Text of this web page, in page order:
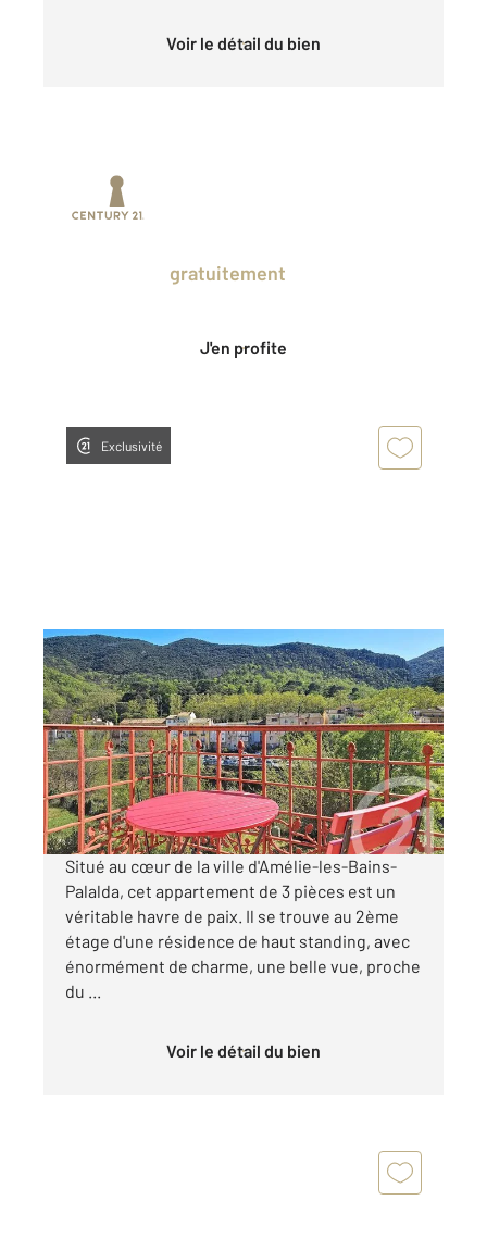
Voir le détail du bien
gratuitement
J'en profite
Exclusivité
AMELIE LES BAINS PALALDA 66
52,81 m2, 3 pièces
Ref : 10517
Appartement F3 à vendre
139 500 €
Visiter le site dédié
Situé au cœur de la ville d'Amélie-les-Bains-
Palalda, cet appartement de 3 pièces est un
véritable havre de paix. Il se trouve au 2ème
étage d'une résidence de haut standing, avec
énormément de charme, une belle vue, proche
du ...
Voir le détail du bien